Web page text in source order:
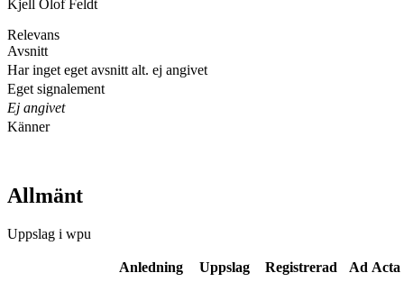
Kjell Olof Feldt
Relevans
Avsnitt
Har inget eget avsnitt alt. ej angivet
Eget signalement
Ej angivet
Känner
Allmänt
Uppslag i wpu
Anledning Uppslag Registrerad Ad Acta